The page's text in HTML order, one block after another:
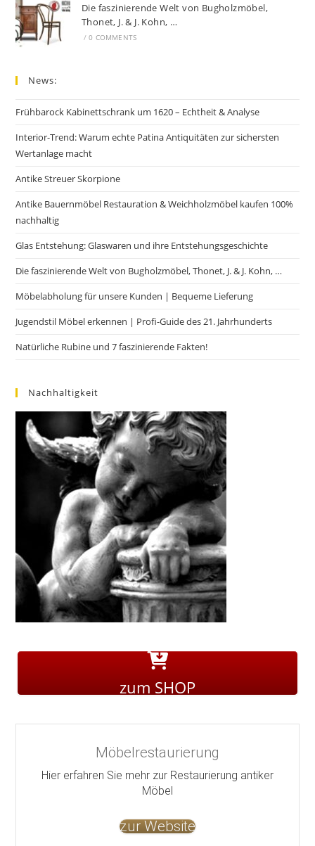
Die faszinierende Welt von Bugholzmöbel,
Thonet, J. & J. Kohn, …
/ 0 COMMENTS
News:
Frühbarock Kabinettschrank um 1620 – Echtheit & Analyse
Interior-Trend: Warum echte Patina Antiquitäten zur sichersten
Wertanlage macht
Antike Streuer Skorpione
Antike Bauernmöbel Restauration & Weichholzmöbel kaufen 100%
nachhaltig
Glas Entstehung: Glaswaren und ihre Entstehungsgeschichte
Die faszinierende Welt von Bugholzmöbel, Thonet, J. & J. Kohn, …
Möbelabholung für unsere Kunden | Bequeme Lieferung
Jugendstil Möbel erkennen | Profi-Guide des 21. Jahrhunderts
Natürliche Rubine und 7 faszinierende Fakten!
Nachhaltigkeit
zum SHOP
Möbelrestaurierung
Hier erfahren Sie mehr zur Restaurierung antiker
Möbel
zur Website